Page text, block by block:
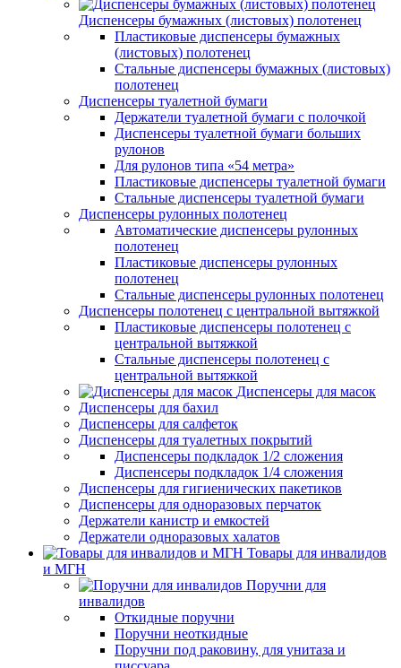
Диспенсеры бумажных (листовых) полотенец
Пластиковые диспенсеры бумажных
(листовых) полотенец
Стальные диспенсеры бумажных (листовых)
полотенец
Диспенсеры туалетной бумаги
Держатели туалетной бумаги с полочкой
Диспенсеры туалетной бумаги больших
рулонов
Для рулонов типа «54 метра»
Пластиковые диспенсеры туалетной бумаги
Стальные диспенсеры туалетной бумаги
Диспенсеры рулонных полотенец
Автоматические диспенсеры рулонных
полотенец
Пластиковые диспенсеры рулонных
полотенец
Стальные диспенсеры рулонных полотенец
Диспенсеры полотенец с центральной вытяжкой
Пластиковые диспенсеры полотенец с
центральной вытяжкой
Стальные диспенсеры полотенец с
центральной вытяжкой
Диспенсеры для масок
Диспенсеры для бахил
Диспенсеры для салфеток
Диспенсеры для туалетных покрытий
Диспенсеры подкладок 1/2 сложения
Диспенсеры подкладок 1/4 сложения
Диспенсеры для гигиенических пакетиков
Диспенсеры для одноразовых перчаток
Держатели канистр и емкостей
Держатели одноразовых халатов
Товары для инвалидов
и МГН
Поручни для
инвалидов
Откидные поручни
Поручни неоткидные
Поручни под раковину, для унитаза и